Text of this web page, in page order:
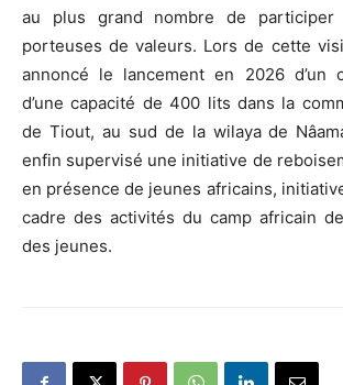
au plus grand nombre de participer
porteuses de valeurs. Lors de cette
annoncé le lancement en 2026 d’un
d’une capacité de 400 lits dans la
de Tiout, au sud de la wilaya de
enfin supervisé une initiative de
en présence de jeunes africains,
cadre des activités du camp africain
des jeunes.